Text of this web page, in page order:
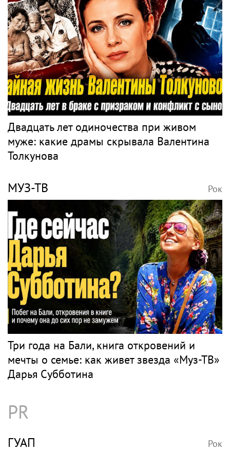
Двадцать лет одиночества при живом
муже: какие драмы скрывала Валентина
Толкунова
МУЗ-ТВ Рок
Три года на Бали, книга откровений и
мечты о семье: как живет звезда «Муз-ТВ»
Дарья Субботина
PR
ГУАП Рок